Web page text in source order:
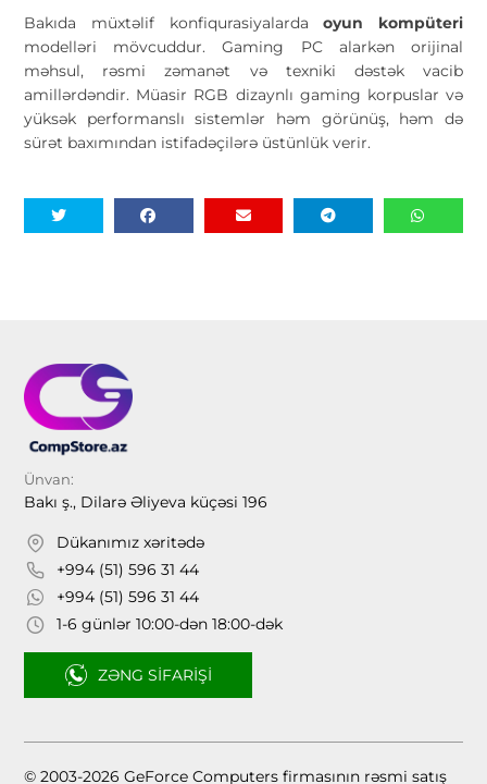
Bakıda müxtəlif konfiqurasiyalardaoyun kompüteri
modelləri mövcuddur. Gaming PC alarkən orijinal
məhsul, rəsmi zəmanət və texniki dəstək vacib
amillərdəndir. Müasir RGB dizaynlı gaming korpuslar və
yüksək performanslı sistemlər həm görünüş, həm də
sürət baxımından istifadəçilərə üstünlük verir.
Ünvan:
Bakı ş., Dilarə Əliyeva küçəsi 196
Dükanımız xəritədə
+994 (51) 596 31 44
+994 (51) 596 31 44
1-6 günlər 10:00-dən 18:00-dək
ZƏNG SIFARIŞI
© 2003-2026 GeForce Computers firmasının rəsmi satış